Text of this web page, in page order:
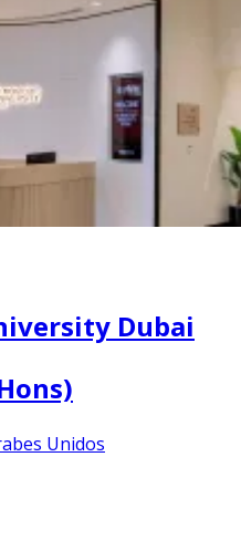
Dubai
Unidos